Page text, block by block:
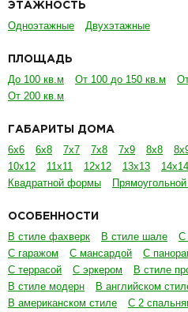
ЭТАЖНОСТЬ
Одноэтажные Двухэтажные
ПЛОЩАДЬ
До 100 кв.м От 100 до 150 кв.м
От 200 кв.м
ГАБАРИТЫ ДОМА
6х6 6х8 7х7 7х8 7х9 8х8
10х12
11х11 12х12 13х13
14х14
Квадратной формы
ОСОБЕННОСТИ
В стиле фахверк В стиле шале
С
С гаражом
С мансардой
С
С террасой
С эркером
В стиле
В стиле модерн
В английском
В американском стиле
С 2